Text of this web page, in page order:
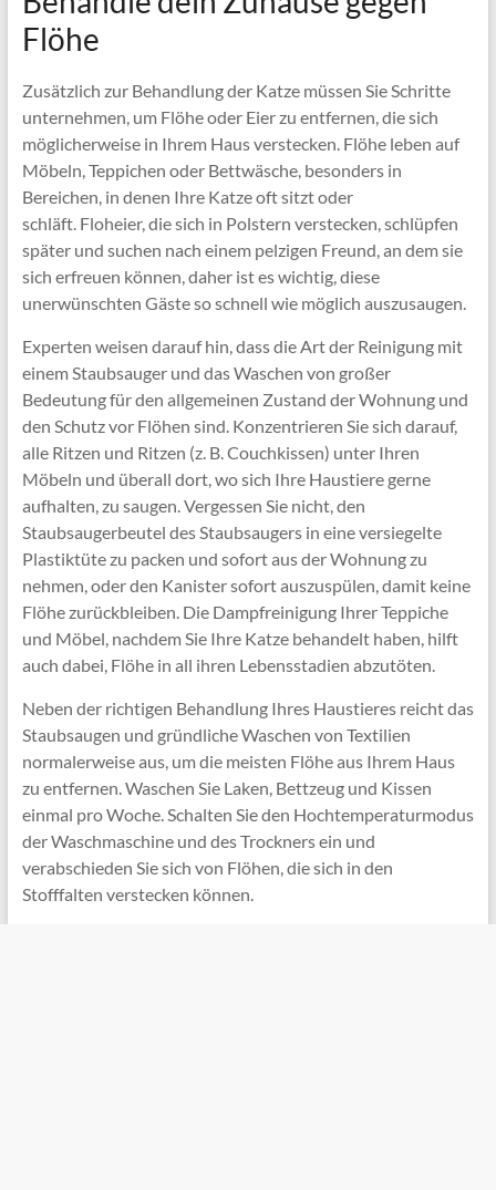
Flöhe
Zusätzlich zur Behandlung der Katze müssen Sie Schritte
unternehmen, um Flöhe oder Eier zu entfernen, die sich
möglicherweise in Ihrem Haus verstecken. Flöhe leben auf
Möbeln, Teppichen oder Bettwäsche, besonders in
Bereichen, in denen Ihre Katze oft sitzt oder
schläft. Floheier, die sich in Polstern verstecken, schlüpfen
später und suchen nach einem pelzigen Freund, an dem sie
sich erfreuen können, daher ist es wichtig, diese
unerwünschten Gäste so schnell wie möglich auszusaugen.
Experten weisen darauf hin, dass die Art der Reinigung mit
einem Staubsauger und das Waschen von großer
Bedeutung für den allgemeinen Zustand der Wohnung und
den Schutz vor Flöhen sind. Konzentrieren Sie sich darauf,
alle Ritzen und Ritzen (z. B. Couchkissen) unter Ihren
Möbeln und überall dort, wo sich Ihre Haustiere gerne
aufhalten, zu saugen. Vergessen Sie nicht, den
Staubsaugerbeutel des Staubsaugers in eine versiegelte
Plastiktüte zu packen und sofort aus der Wohnung zu
nehmen, oder den Kanister sofort auszuspülen, damit keine
Flöhe zurückbleiben. Die Dampfreinigung Ihrer Teppiche
und Möbel, nachdem Sie Ihre Katze behandelt haben, hilft
auch dabei, Flöhe in all ihren Lebensstadien abzutöten.
Neben der richtigen Behandlung Ihres Haustieres reicht das
Staubsaugen und gründliche Waschen von Textilien
normalerweise aus, um die meisten Flöhe aus Ihrem Haus
zu entfernen. Waschen Sie Laken, Bettzeug und Kissen
einmal pro Woche. Schalten Sie den Hochtemperaturmodus
der Waschmaschine und des Trockners ein und
verabschieden Sie sich von Flöhen, die sich in den
Stofffalten verstecken können.